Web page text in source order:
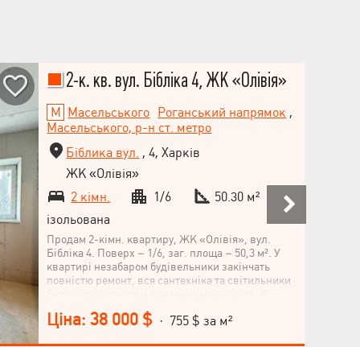
2-к. кв. вул. Бібліка 4, ЖК «Олівія»
Масельського Роганський напрямок ,
Масельського, р-н ст. метро
Біблика вул. , 4, Харків
ЖК «Олівія»
2 кімн.
1/6
50.30 м²
ізольована
Продам 2-кімн. квартиру, ЖК «Олівія», вул.
Бібліка 4. Поверх – 1/6, заг. площа – 50,3 м². У
квартирі незабаром будівельники закінчать
повністю ремонт, вся сантехніка та світильники
квартири, утеплена зовні так і всередині,
Ціна: 38 000 $ · 755 $ за м²